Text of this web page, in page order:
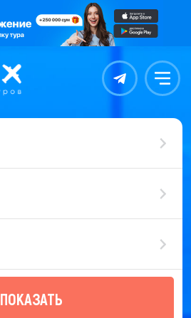
Контакты Меню
ПОКАЗАТЬ